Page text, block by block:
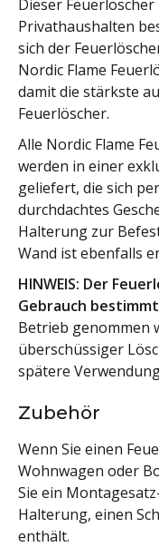
Dieser
Privathaushalten
sich der
Nordic Flame
damit die stärkste
Feuerlöscher.
Alle Nordic Flame
werden in einer
geliefert, die sich
durchdachtes
Halterung zur
Wand ist ebenfalls
HINWEIS: Der
Gebrauch
Betrieb genommen
überschüssiger
spätere
Zubehör
Wenn Sie einen
Wohnwagen oder
Sie ein
Halterung, einen
enthält.